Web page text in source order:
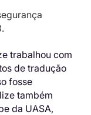
trabalhou com
de tradução
fosse
também
da UASA,